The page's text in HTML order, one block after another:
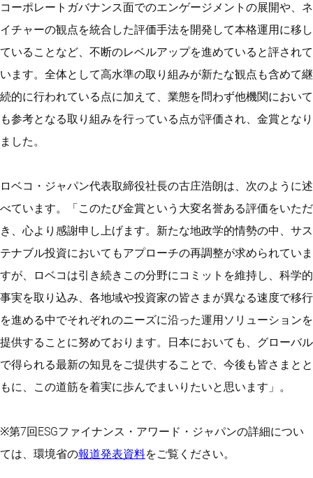
コーポレートガバナンス面でのエンゲージメントの展開や、ネ
イチャーの観点を統合した評価手法を開発して本格運用に移し
ていることなど、不断のレベルアップを進めていると評されて
います。全体として高水準の取り組みが新たな観点も含めて継
続的に行われている点に加えて、業態を問わず他機関において
も参考となる取り組みを行っている点が評価され、金賞となり
ました。
ロベコ・ジャパン代表取締役社長の古庄浩朗は、次のように述
べています。「このたび金賞という大変名誉ある評価をいただ
き、心より感謝申し上げます。新たな地政学的情勢の中、サス
テナブル投資においてもアプローチの再調整が求められていま
すが、ロベコは引き続きこの分野にコミットを維持し、科学的
事実を取り込み、各地域や投資家の皆さまが異なる速度で移行
を進める中でそれぞれのニーズに沿った運用ソリューションを
提供することに努めております。日本においても、グローバル
で得られる最新の知見をご提供することで、今後も皆さまとと
もに、この道筋を着実に歩んでまいりたいと思います」。
※第7回ESGファイナンス・アワード・ジャパンの詳細につい
ては、環境省の報道発表資料をご覧ください。